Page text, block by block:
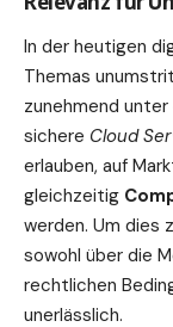
In der heutigen
Themas
zunehmend
sichere Cloud
erlauben, auf
gleichzeitig
werden. Um dies
sowohl über die
rechtlichen
unerlässlich.